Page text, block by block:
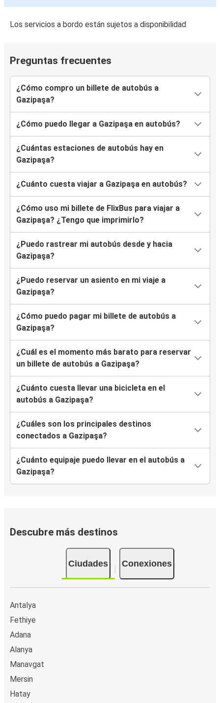
Los servicios a bordo están sujetos a disponibilidad
Preguntas frecuentes
¿Cómo compro un billete de autobús a
Gazipaşa?
¿Cómo puedo llegar a Gazipaşa en autobús?
¿Cuántas estaciones de autobús hay en
Gazipaşa?
¿Cuánto cuesta viajar a Gazipaşa en autobús?
¿Cómo uso mi billete de FlixBus para viajar a
Gazipaşa? ¿Tengo que imprimirlo?
¿Puedo rastrear mi autobús desde y hacia
Gazipaşa?
¿Puedo reservar un asiento en mi viaje a
Gazipaşa?
¿Cómo puedo pagar mi billete de autobús a
Gazipaşa?
¿Cuál es el momento más barato para reservar
un billete de autobús a Gazipaşa?
¿Cuánto cuesta llevar una bicicleta en el
autobús a Gazipaşa?
¿Cuáles son los principales destinos
conectados a Gazipaşa?
¿Cuánto equipaje puedo llevar en el autobús a
Gazipaşa?
Descubre más destinos
Ciudades Conexiones
Antalya
Fethiye
Adana
Alanya
Manavgat
Mersin
Hatay